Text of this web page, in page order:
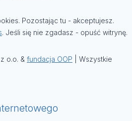
Pozostając tu - akceptujesz.
. Jeśli się nie zgadasz - opuść witrynę.
o.o. & fundacja OOP | Wszystkie